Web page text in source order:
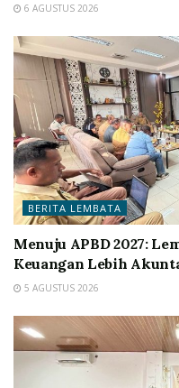
6 AGUSTUS 2026
BERITA LEMBATA
Menuju APBD 2027:
Keuangan Lebih
5 AGUSTUS 2026